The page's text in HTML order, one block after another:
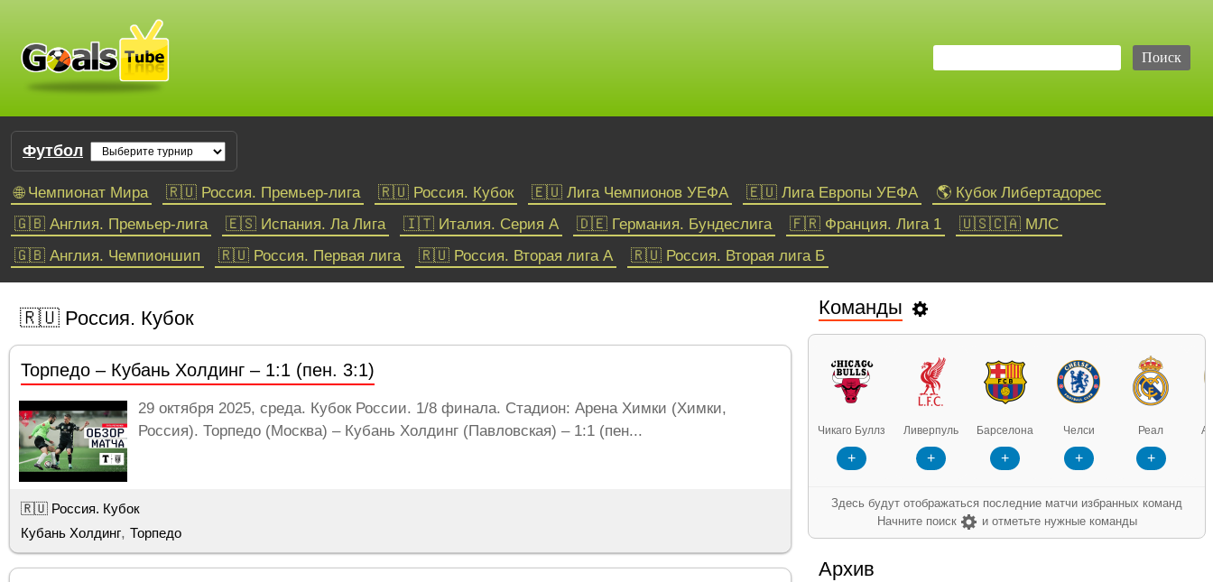
Футбол
🌐 Чемпионат Мира 🇷🇺 Россия. Премьер-лига 🇷🇺 Россия. Кубок 🇪🇺 Лига Чемпионов УЕФА 🇪🇺 Лига Европы УЕФА
🌎 Кубок Либертадорес
🇬🇧 Англия. Премьер-лига
🇪🇸 Испания. Ла Лига 🇮🇹 Италия. Серия А 🇩🇪 Германия. Бундеслига 🇫🇷 Франция. Лига 1
🇺🇸🇨🇦 МЛС
🇬🇧 Англия. Чемпионшип
🇷🇺 Россия. Первая лига 🇷🇺 Россия. Вторая лига А 🇷🇺 Россия. Вторая лига Б
Баскетбол
🇺🇸🇨🇦 НБА
Единая лига ВТБ
Евролига
🇮🇹 Италия. Серия A
🇪🇸 Испания. Лига ACB
🇷🇺 Россия. Кубок
Торпедо – Кубань Холдинг – 1:1 (пен. 3:1)
29 октября 2025, среда. Кубок России. 1/8 финала. Стадион: Арена Химки (Химки,
Россия). Торпедо (Москва) – Кубань Холдинг (Павловская) – 1:1 (пен...
🇷🇺 Россия. Кубок
Кубань Холдинг, Торпедо
Команды
Бостон Селтикс Лос-Анджелес Лейкерс Ливерпуль
+
Барселона
+
Челси
+
Реал
+
Арсенал
+
Здесь будут отображаться последние матчи избранных команд
Начните поиск
и отметьте нужные команды
Архив